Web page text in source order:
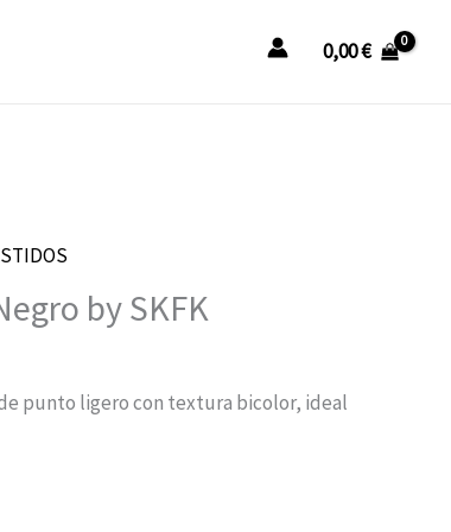
0,00€
by SKFK
punto ligero con textura bicolor, ideal